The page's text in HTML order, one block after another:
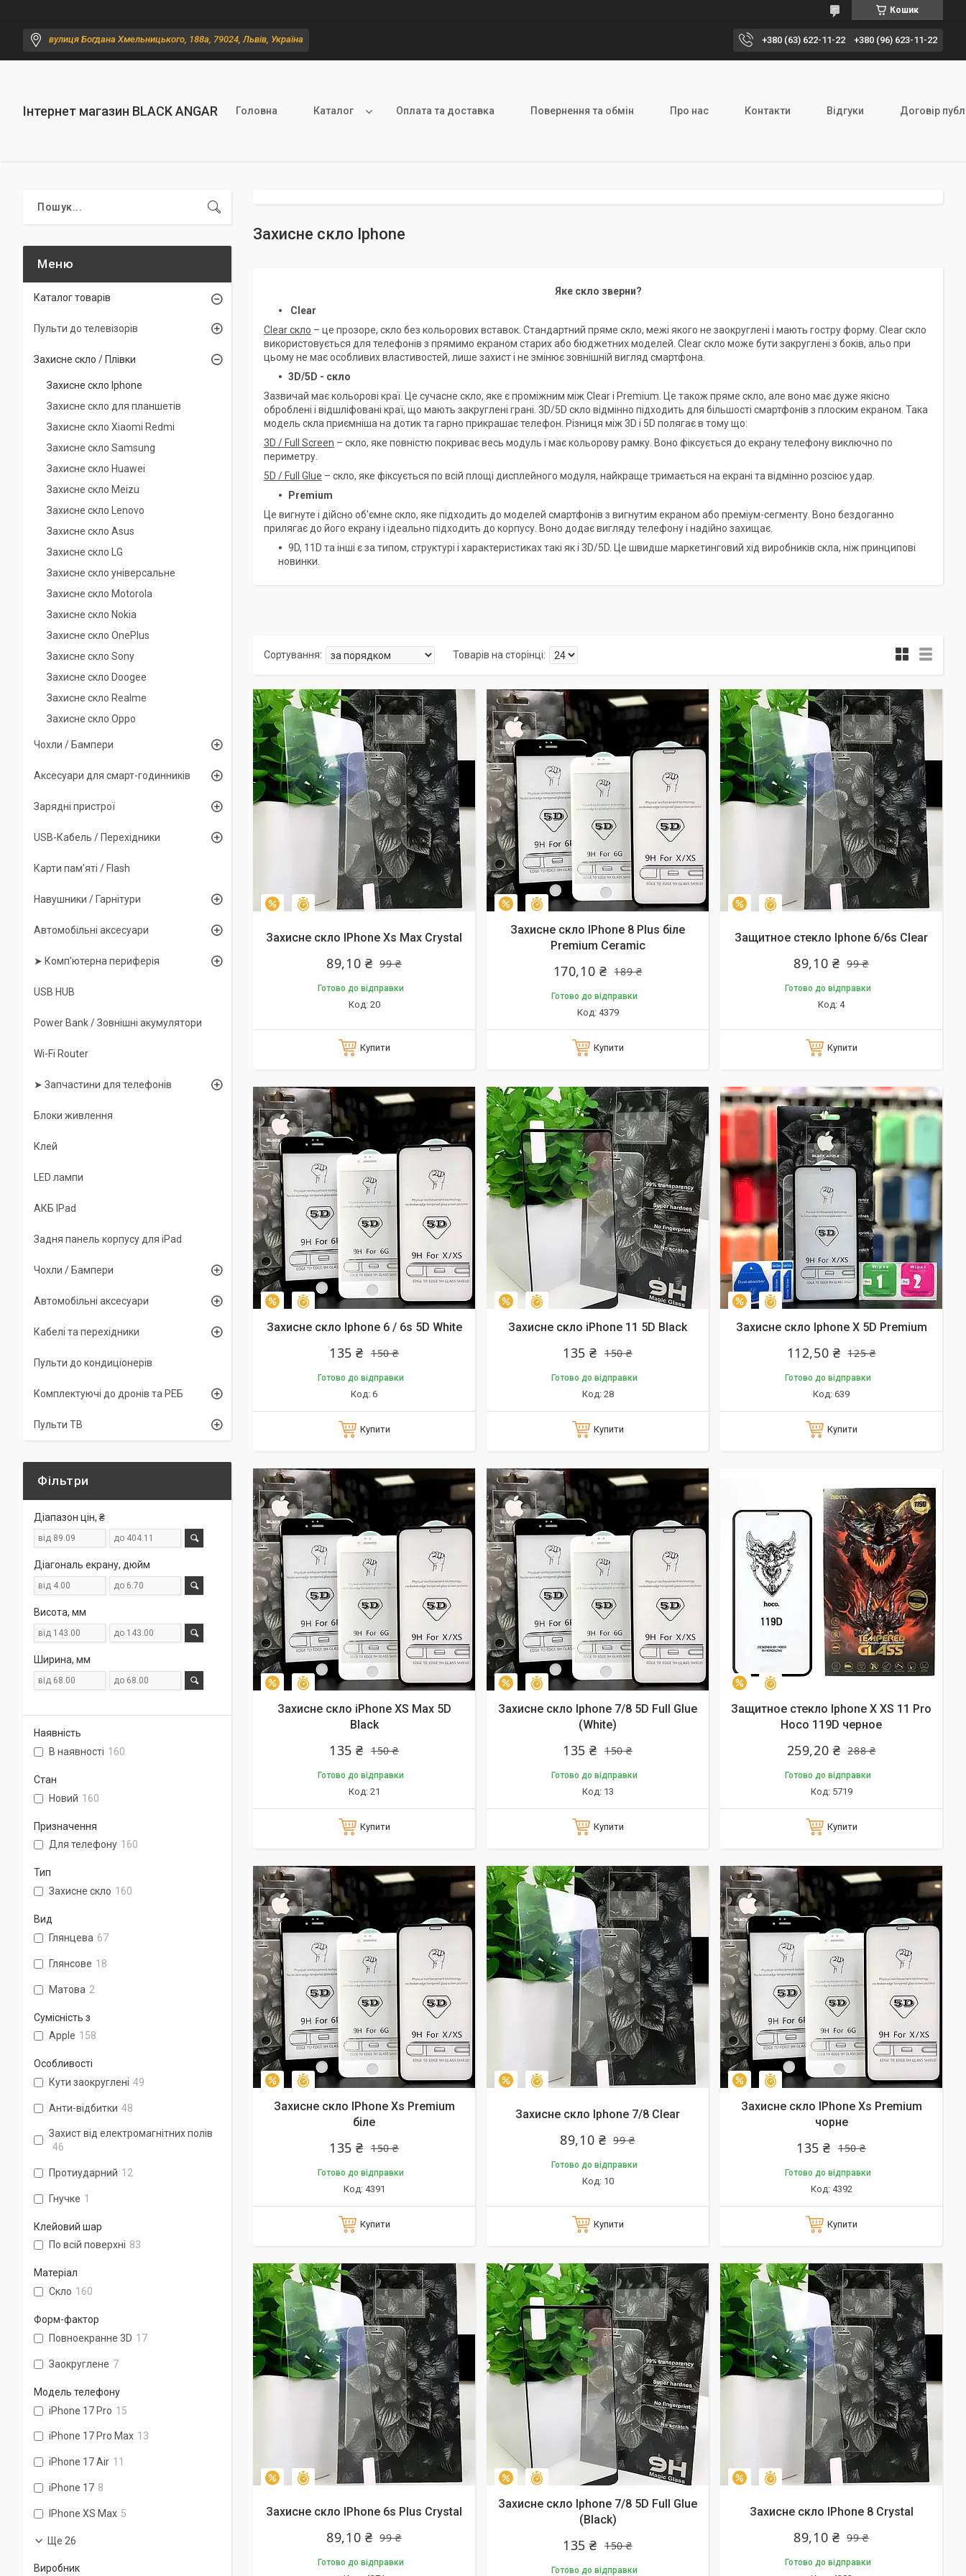
Кошик
вулиця Богдана Хмельницького, 188а, 79024, Львів, Україна +380 (63) 622-11-22 +380 (96) 623-11-22
Інтернет магазин BLACK ANGAR Головна Каталог Оплата та доставка Повернення та обмін Про нас Контакти Відгуки Договір
Захисне скло Iphone
Яке скло зверни?
Clear
Clear скло – це прозоре, скло без кольорових вставок. Стандартний пряме скло, межі якого не заокруглені і мають гостру форму. Clear скло
використовується для телефонів з прямимо екраном старих або бюджетних моделей. Clear скло може бути закруглені з боків, альо при
цьому не має особливих властивостей, лише захист і не змінює зовнішній вигляд смартфона.
3D/5D - скло
Зазвичай має кольорові краї. Це сучасне скло, яке є проміжним між Clear і Premium. Це також пряме скло, але воно має дуже якісно
оброблені і відшліфовані краї, що мають закруглені грані. 3D/5D скло відмінно підходить для більшості смартфонів з плоским екраном. Така
модель скла приємніша на дотик та гарно прикрашає телефон. Різниця між 3D і 5D полягає в тому що:
3D / Full Screen – скло, яке повністю покриває весь модуль і має кольорову рамку. Воно фіксується до екрану телефону виключно по
периметру.
5D / Full Glue – скло, яке фіксується по всій площі дисплейного модуля, найкраще тримається на екрані та відмінно розсіює удар.
Premium
Це вигнуте і дійсно об'ємне скло, яке підходить до моделей смартфонів з вигнутим екраном або преміум-сегменту. Воно бездоганно
прилягає до його екрану і ідеально підходить до корпусу. Воно додає вигляду телефону і надійно захищає.
9D, 11D та інші є за типом, структурі і характеристиках такі як і 3D/5D. Це швидше маркетинговий хід виробників скла, ніж принципові
новинки.
–10% Залишилось 10 днів
Захисне скло IPhone Xs Max Crystal
99 ₴
89,10 ₴
Готово до відправки
20
Купити
–10% Залишилось 10 днів
Захисне скло IPhone 8 Plus біле
Premium Ceramic
189 ₴
170,10 ₴
Готово до відправки
4379
Купити
–10% Залишилось 10 днів
Защитное стекло Iphone 6/6s Clear
99 ₴
89,10 ₴
Готово до відправки
4
Купити
–10% Залишилось 10 днів
Захисне скло Iphone 6 / 6s 5D White
150 ₴
135 ₴
Готово до відправки
6
Купити
–10% Залишилось 10 днів
Захисне скло iPhone 11 5D Black
150 ₴
135 ₴
Готово до відправки
28
Купити
–10% Залишилось 10 днів
Захисне скло Iphone X 5D Premium
125 ₴
112,50 ₴
Готово до відправки
639
Купити
–10% Залишилось 10 днів
Захисне скло iPhone XS Max 5D
Black
150 ₴
135 ₴
Готово до відправки
21
Купити
–10% Залишилось 10 днів
Захисне скло Iphone 7/8 5D Full Glue
(White)
150 ₴
135 ₴
Готово до відправки
13
Купити
–10%
Защитное стекло Iphone X XS 11 Pro
Hoco 119D черное
288 ₴
259,20 ₴
Готово до відправки
5719
Купити
–10% Залишилось 10 днів
Захисне скло IPhone Xs Premium
біле
150 ₴
135 ₴
Готово до відправки
4391
Купити
–10% Залишилось 10 днів
Захисне скло Iphone 7/8 Clear
99 ₴
89,10 ₴
Готово до відправки
10
Купити
–10% Залишилось 10 днів
Захисне скло IPhone Xs Premium
чорне
150 ₴
135 ₴
Готово до відправки
4392
Купити
–10% Залишилось 10 днів
Захисне скло IPhone 6s Plus Crystal
99 ₴
89,10 ₴
Готово до відправки
–10% Залишилось 10 днів
Захисне скло Iphone 7/8 5D Full Glue
(Black)
150 ₴
135 ₴
Готово до відправки
–10% Залишилось 10 днів
Захисне скло IPhone 8 Crystal
99 ₴
89,10 ₴
Готово до відправки
Каталог товарів
Пульти до телевізорів
Захисне скло / Плівки
Захисне скло Iphone
Захисне скло для планшетів
Захисне скло Xiaomi Redmi
Захисне скло Samsung
Захисне скло Huawei
Захисне скло Meizu
Захисне скло Lenovo
Захисне скло Asus
Захисне скло LG
Захисне скло універсальне
Захисне скло Motorola
Захисне скло Nokia
Захисне скло OnePlus
Захисне скло Sony
Захисне скло Doogee
Захисне скло Realme
Захисне скло Oppo
Чохли / Бампери
Аксесуари для смарт-годинників
Зарядні пристрої
USB-Кабель / Перехідники
Карти пам'яті / Flash
Навушники / Гарнітури
Автомобільні аксесуари
➤ Комп'ютерна периферія
USB HUB
Power Bank / Зовнішні акумулятори
Wi-Fi Router
➤ Запчастини для телефонів
Блоки живлення
Клей
LED лампи
АКБ IPad
Задня панель корпусу для iPad
Чохли / Бампери
Автомобільні аксесуари
Кабелі та перехідники
Пульти до кондиціонерів
Комплектуючі до дронів та РЕБ
Пульти ТВ
Фільтри
Діапазон цін, ₴
Діагональ екрану, дюйм
Висота, мм
Ширина, мм
Наявність
В наявності 160
Стан
Новий 160
Призначення
Для телефону 160
Тип
Захисне скло 160
Вид
Глянцева 67
Глянсове 18
Матова 2
Сумісність з
Apple 158
Особливості
Кути заокруглені 49
Анти-відбитки 48
Захист від електромагнітних полів
46
Протиударний 12
Гнучке 1
Клейовий шар
По всій поверхні 83
Матеріал
Скло 160
Форм-фактор
Повноекранне 3D 17
Заокруглене 7
Модель телефону
iPhone 17 Pro 15
iPhone 17 Pro Max 13
iPhone 17 Air 11
iPhone 17 8
IPhone XS Max 5
Ще 26
Виробник